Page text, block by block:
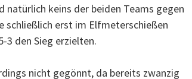
natürlich keins der beiden Teams gegen
schließlich erst im Elfmeterschießen
3 den Sieg erzielten.
nicht gegönnt, da bereits zwanzig